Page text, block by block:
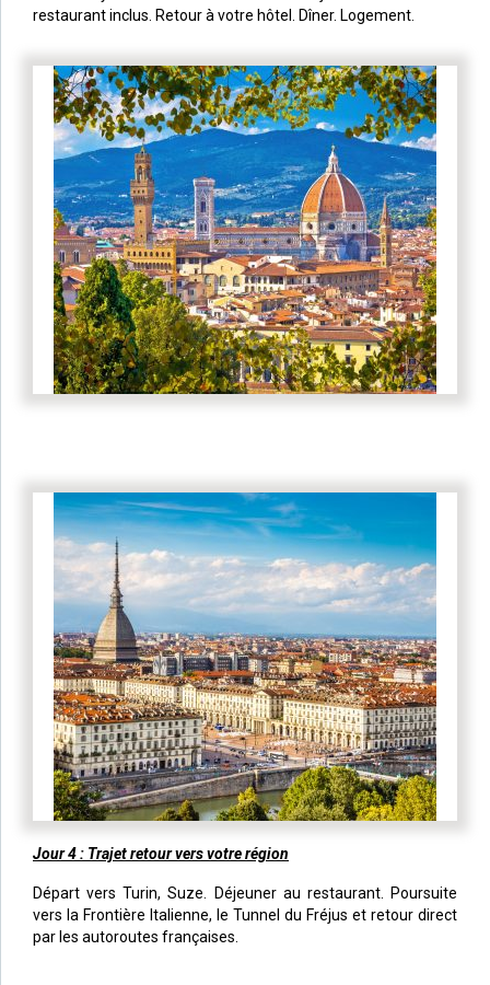
restaurant inclus. Retour à votre hôtel. Dîner. Logement.
Jour 4 : Trajet retour vers votre région
Départ vers Turin, Suze. Déjeuner au restaurant. Poursuite
vers la Frontière Italienne, le Tunnel du Fréjus et retour direct
par les autoroutes françaises.